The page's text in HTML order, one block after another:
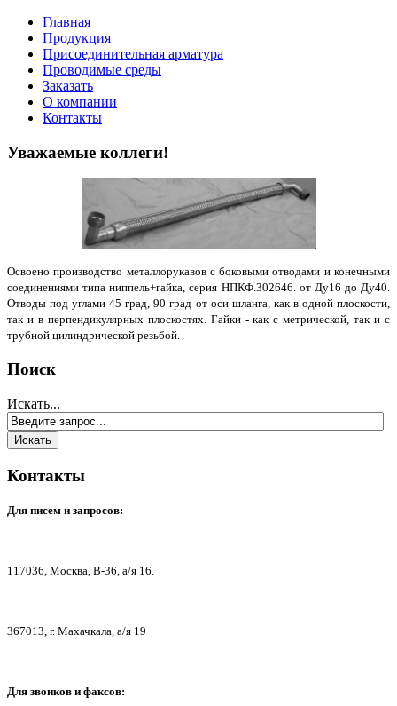
Главная
Продукция
Присоединительная арматура
Проводимые среды
Заказать
О компании
Контакты
Уважаемые коллеги!
Освоено производство металлорукавов с боковыми отводами и конечными
соединениями типа ниппель+гайка, серия НПКФ.302646. от Ду16 до Ду40.
Отводы под углами 45 град, 90 град от оси шланга, как в одной плоскости,
так и в перпендикулярных плоскостях. Гайки - как с метрической, так и с
трубной цилиндрической резьбой.
Поиск
Искать...
Контакты
Для писем и запросов:
117036, Москва, В-36, а/я 16.
367013, г. Махачкала, а/я 19
Для звонков и факсов: